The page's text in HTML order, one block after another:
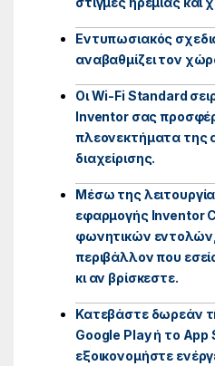
Εντυπωσιακός
αναβαθμίζει τον
Οι Wi-Fi Standard
Inventor σας
πλεονεκτήματα της
διαχείρισης.
Μέσω της
εφαρμογής Inventor
φωνητικών εντολών,
περιβάλλον που
κι αν βρίσκεστε.
Κατεβάστε δωρεάν
Google Play ή το App
εξοικονομήστε